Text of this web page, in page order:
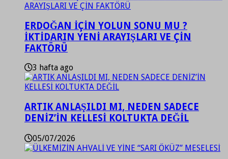
ERDOĞAN İÇİN YOLUN SONU MU ?
İKTİDARIN YENİ ARAYIŞLARI VE ÇİN
FAKTÖRÜ
3 hafta ago
ARTIK ANLAŞILDI MI, NEDEN SADECE
DENİZ’İN KELLESİ KOLTUKTA DEĞİL
05/07/2026